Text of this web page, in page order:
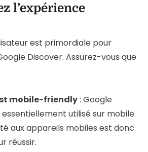
l’expérience
est primordiale pour
Discover. Assurez-vous que
mobile-friendly: Google
utilisé sur mobile.
aux appareils mobiles est donc
réussir.